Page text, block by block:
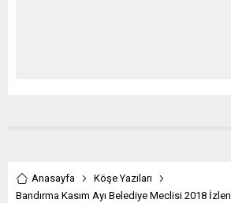
Anasayfa
Köşe Yazıları
Bandırma Kasım Ayı Belediye Meclisi 2018